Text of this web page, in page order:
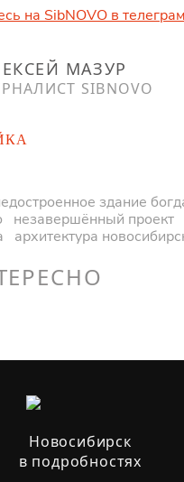
на SibNOVO в телеграм
МАЗУР
SIBNOVO
здание
незавершённый проект
архитектура
Новосибирск
в подробностях